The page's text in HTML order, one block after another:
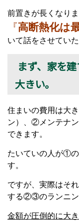
前置きが長くなり
『高断熱化は
いて話をさせていた
まず、家を
大きい。
住まいの費用は大
ン）、②メンテナ
できます。
たいていの人が①
す。
ですが、実際はそ
する②③のランニン
金額が圧倒的に大き